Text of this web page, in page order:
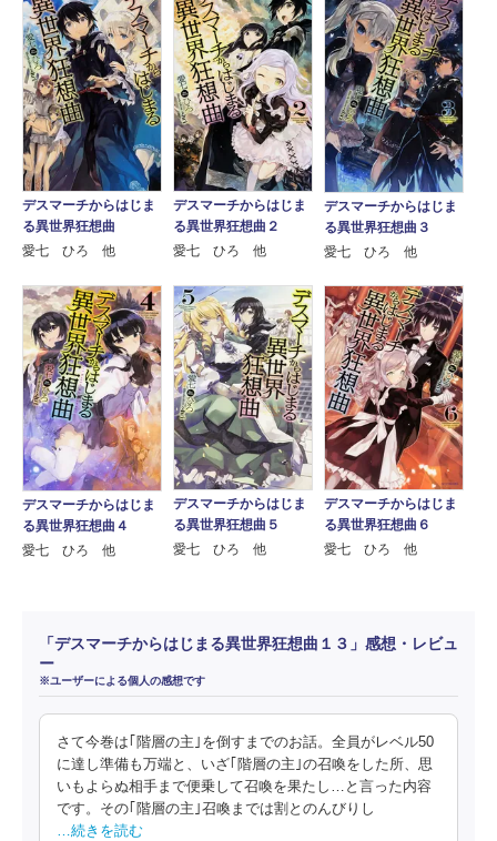
デスマーチからはじま
る異世界狂想曲
愛七 ひろ 他
デスマーチからはじま
る異世界狂想曲２
愛七 ひろ 他
デスマーチからはじま
る異世界狂想曲３
愛七 ひろ 他
デスマーチからはじま
る異世界狂想曲４
愛七 ひろ 他
デスマーチからはじま
る異世界狂想曲５
愛七 ひろ 他
デスマーチからはじま
る異世界狂想曲６
愛七 ひろ 他
「デスマーチからはじまる異世界狂想曲１３」感想・レビュ
ー
※ユーザーによる個人の感想です
さて今巻は｢階層の主｣を倒すまでのお話。全員がレベル50
に達し準備も万端と、いざ｢階層の主｣の召喚をした所、思
いもよらぬ相手まで便乗して召喚を果たし…と言った内容
です。その｢階層の主｣召喚までは割とのんびりし
…続きを読む